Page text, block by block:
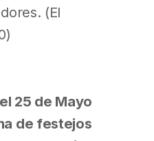
(El
25 de Mayo
de festejos